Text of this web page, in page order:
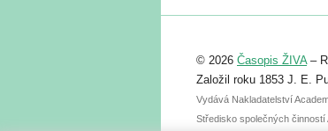
Registrovat se
abstraktu přihlášené
posteru je už 30.
© 2026 Časopis ŽIVA–
Založil roku 1853 J. E.
Vydává Nakladatelství
Středisko společných činností